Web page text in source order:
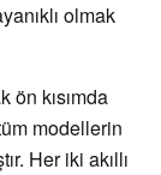
olmak
kısımda
modellerin
Her iki akıllı